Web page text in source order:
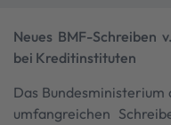
Neues BMF-Schreiben
bei Kreditinstituten
Das
umfangreichen